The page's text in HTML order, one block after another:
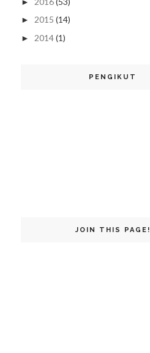
► 2015 (14)
► 2014(1)
PENGIKUT
JOIN THIS PAGE!